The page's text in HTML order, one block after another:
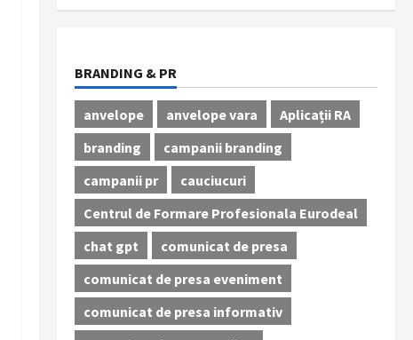
BRANDING & PR
anvelope anvelope vara
Aplicații RA
branding
campanii branding
campanii pr
cauciucuri
Centrul de Formare Profesionala Eurodeal
chat gpt
comunicat de presa
comunicat de presa eveniment
comunicat de presa informativ